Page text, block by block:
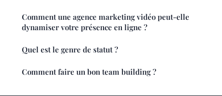
Comment une agence marketing vidéo peut-elle
dynamiser votre présence en ligne ?
Quel est le genre de statut ?
Comment faire un bon team building ?